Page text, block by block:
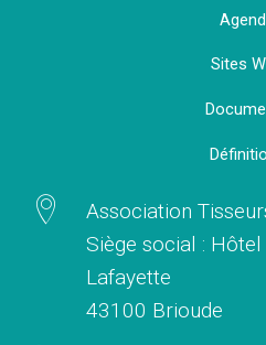
Sites
Association
Siège social :
Lafayette
43100 Brioude